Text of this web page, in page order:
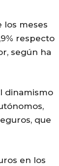
los meses
respecto
según ha
dinamismo
que
en los